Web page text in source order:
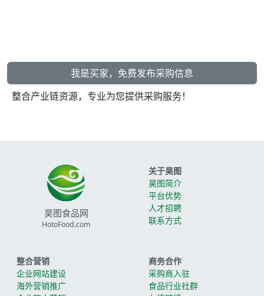
我是买家，免费发布采购信息
整合产业链资源，专业为您提供采购服务！
昊图食品网
HotoFood.com
关于昊图
昊图简介
平台优势
人才招聘
联系方式
整合营销
企业网站建设
海外营销推广
商务合作
采购商入驻
食品行业社群